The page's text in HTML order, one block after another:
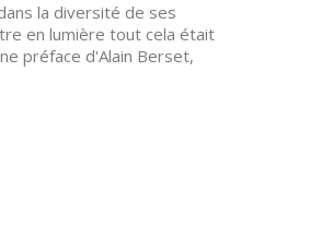
la diversité de ses
en lumière tout cela était
préface d'Alain Berset,